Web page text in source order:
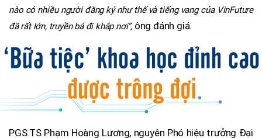
nào có nhiều người đăng ký như thế và tiếng vang của VinFuture
đã rất lớn, truyền bá đi khắp nơi”, ông đánh giá.
PGS.TS Phạm Hoàng Lương, nguyên Phó hiệu trưởng Đại